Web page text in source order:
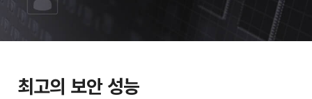
최고의 보안 성능